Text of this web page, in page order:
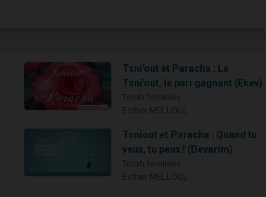
Tsni'out et Paracha : La
Tsni'out, le pari gagnant (Ekev)
Tsniout et Paracha : Quand tu
veux, tu peux ! (Devarim)